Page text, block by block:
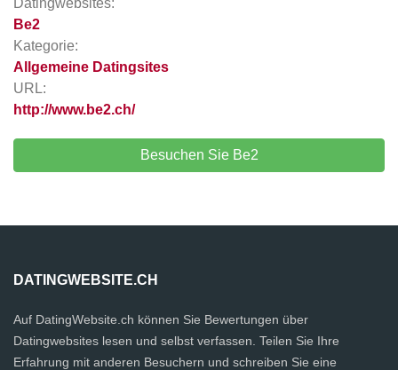
Datingwebsites:
Be2
Kategorie:
Allgemeine Datingsites
URL:
http://www.be2.ch/
Besuchen Sie Be2
DATINGWEBSITE.CH
Auf DatingWebsite.ch können Sie Bewertungen über
Datingwebsites lesen und selbst verfassen. Teilen Sie Ihre
Erfahrung mit anderen Besuchern und schreiben Sie eine